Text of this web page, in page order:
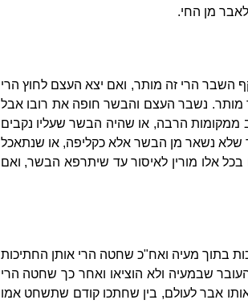
מן החי.
השבר הרי זה מותר, ואם יצא העצם לחוץ הרי
מותר. נשבר העצם והבשר חופה את רובו אבל
ממקומות הרבה, או שהיה הבשר שעליו נקבים
שלא נשאר מן הבשר אלא כקליפה, או שנתאכל
אלו מורין לאיסור עד שיתרפא הבשר, ואם
בתוך מעיה ואח"כ שחטה הרי אותן החתיכות
שבמעיה ולא הוציאו ואחר כך שחטה הרי
אותו אבר לעולם, בין שחתכו קודם שתשחט אמו